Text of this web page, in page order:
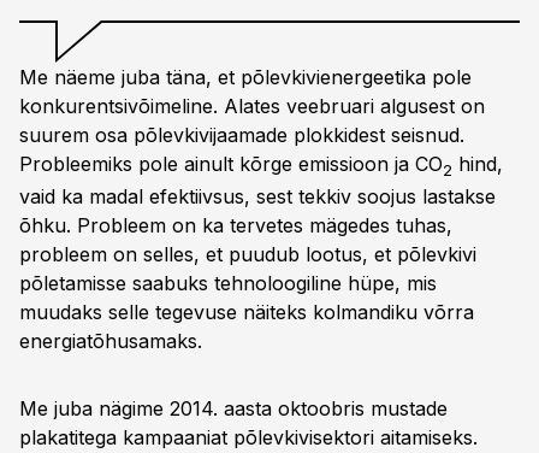
Me näeme juba täna, et põlevkivienergeetika pole
konkurentsivõimeline. Alates veebruari algusest on
suurem osa põlevkivijaamade plokkidest seisnud.
Probleemiks pole ainult kõrge emissioon ja CO2 hind,
vaid ka madal efektiivsus, sest tekkiv soojus lastakse
õhku. Probleem on ka tervetes mägedes tuhas,
probleem on selles, et puudub lootus, et põlevkivi
põletamisse saabuks tehnoloogiline hüpe, mis
muudaks selle tegevuse näiteks kolmandiku võrra
energiatõhusamaks.
Me juba nägime 2014. aasta oktoobris mustade
plakatitega kampaaniat põlevkivisektori aitamiseks.